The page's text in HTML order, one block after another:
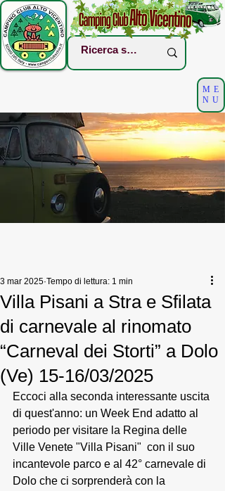
ME
NU
Villa Pisani a Stra e Sfilata
di carnevale al rinomato
“Carneval dei Storti” a Dolo
(Ve) 15-16/03/2025
3 mar 2025 Tempo di lettura: 1 min
Eccoci alla seconda interessante uscita
di quest'anno: un Week End adatto al
periodo per visitare la Regina delle
Ville Venete "Villa Pisani"  con il suo
incantevole parco e al 42° carnevale di
Dolo che ci sorprenderà con la